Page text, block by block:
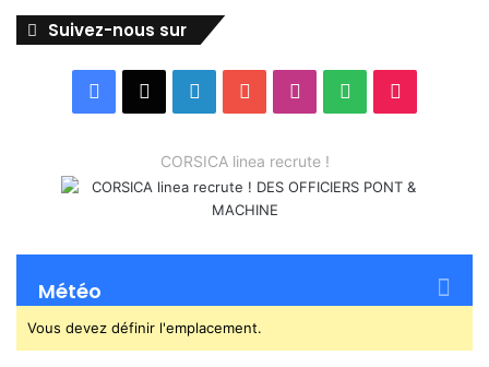
Suivez-nous sur
Facebook LinkedinYouTubeInstagram
Spotify
CORSICA linea recrute !
Météo
Vous devez définir l'emplacement.